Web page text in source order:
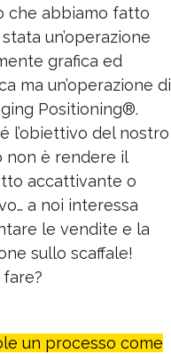
che abbiamo fatto
un’operazione
grafica ed
ma un’operazione di
Positioning®.
l’obiettivo del nostro
non è rendere il
accattivante o
a noi interessa
le vendite e la
sullo scaffale!
un processo come